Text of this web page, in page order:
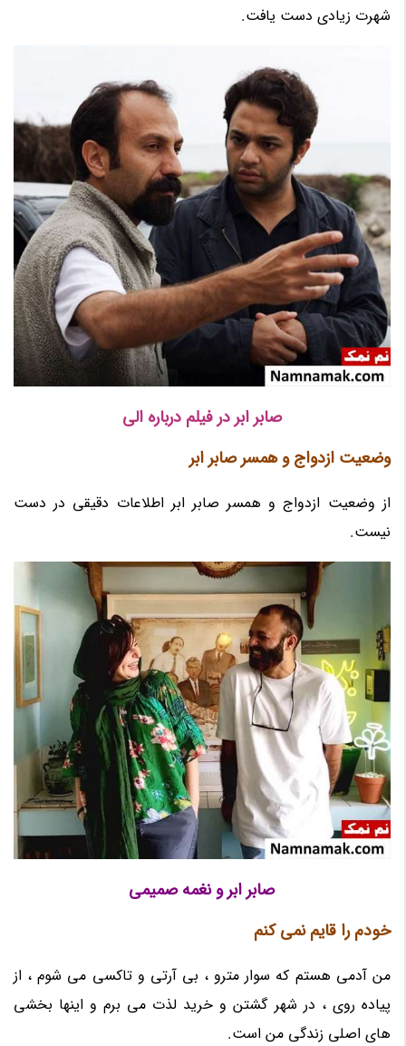
شهرت زیادی دست یافت.
صابر ابر در فیلم درباره الی
وضعیت ازدواج و همسر صابر ابر
از وضعیت ازدواج و همسر صابر ابر اطلاعات دقیقی در دست
نیست.
صابر ابر و نغمه صمیمی
خودم را قایم نمی کنم
من آدمی هستم که سوار مترو ، بی آرتی و تاکسی می شوم ، از
پیاده روی ، در شهر گشتن و خرید لذت می برم و اینها بخشی
های اصلی زندگی من است.